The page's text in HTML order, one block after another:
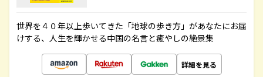
世界を４０年以上歩いてきた「地球の歩き方」があなたにお届
けする、人生を輝かせる中国の名言と癒やしの絶景集
詳細を見る